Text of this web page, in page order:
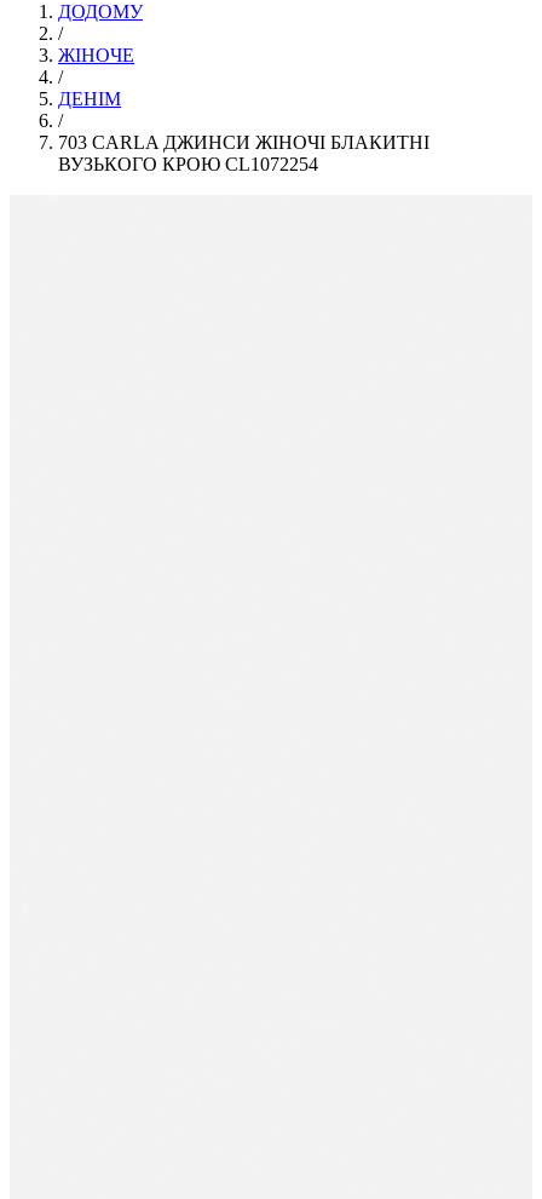
ДОДОМУ
/
ЖІНОЧЕ
/
ДЕНІМ
/
703 CARLA ДЖИНСИ ЖІНОЧІ БЛАКИТНІ
ВУЗЬКОГО КРОЮ CL1072254